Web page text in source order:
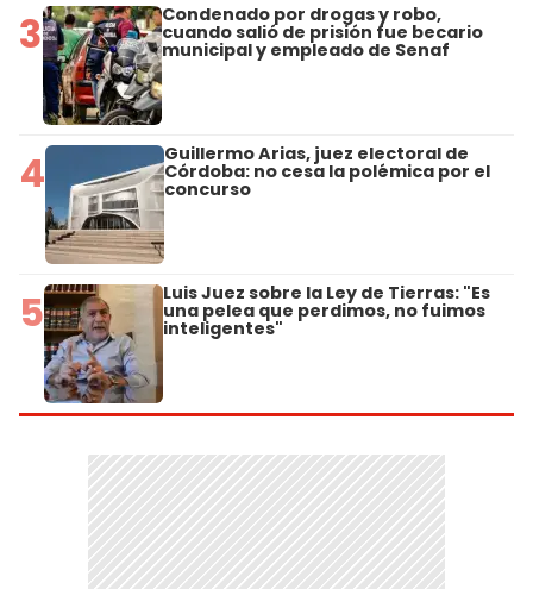
3 Condenado por drogas y robo,
cuando salió de prisión fue becario
municipal y empleado de Senaf
4 Guillermo Arias, juez electoral de
Córdoba: no cesa la polémica por el
concurso
5 Luis Juez sobre la Ley de Tierras: "Es
una pelea que perdimos, no fuimos
inteligentes"